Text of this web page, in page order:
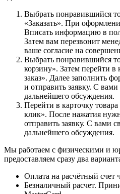
Выбрать понравившийся
«Заказать». При
Вписать информацию в
Затем вам перезвонит
ваше согласие на
Выбрать понравившийся
корзину». Затем перейти
заказ». Далее заполнить
и отправить заявку. С
дальнейшего обсуждения.
Перейти в карточку
клик». После нажатия
отправить заявку. С вами
дальнейшего обсуждения.
Мы работаем с физическими и
предоставляем сразу два
Оплата на расчётный счет
Безналичный расчет.